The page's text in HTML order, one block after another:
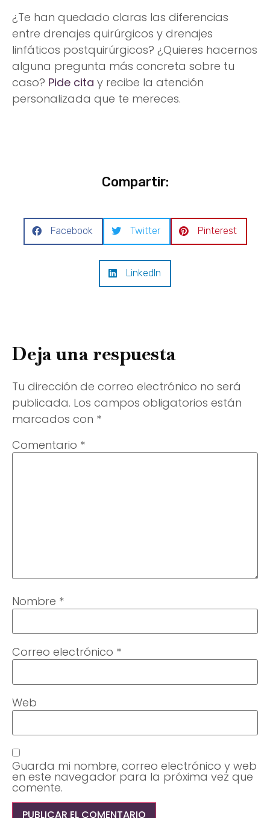
¿Te han quedado claras las diferencias
entre drenajes quirúrgicos y drenajes
linfáticos postquirúrgicos? ¿Quieres hacernos
alguna pregunta más concreta sobre tu
caso? Pide cita y recibe la atención
personalizada que te mereces.
Compartir:
Facebook Twitter Pinterest
LinkedIn
Deja una respuesta
Tu dirección de correo electrónico no será
publicada. Los campos obligatorios están
marcados con *
Comentario *
Nombre *
Correo electrónico *
Web
Guarda mi nombre, correo electrónico y web
en este navegador para la próxima vez que
comente.